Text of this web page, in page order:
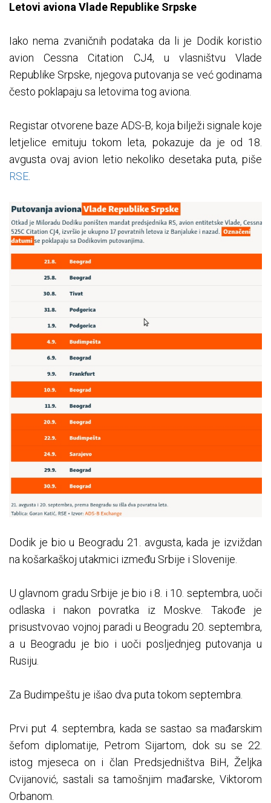
Letovi aviona Vlade Republike Srpske
Iako nema zvaničnih podataka da li je Dodik koristio
avion Cessna Citation CJ4, u vlasništvu Vlade
Republike Srpske, njegova putovanja se već godinama
često poklapaju sa letovima tog aviona.
Registar otvorene baze ADS-B, koja bilježi signale koje
letjelice emituju tokom leta, pokazuje da je od 18.
avgusta ovaj avion letio nekoliko desetaka puta, piše
RSE.
Dodik je bio u Beogradu 21. avgusta, kada je izviždan
na košarkaškoj utakmici između Srbije i Slovenije.
U glavnom gradu Srbije je bio i 8. i 10. septembra, uoči
odlaska i nakon povratka iz Moskve. Takođe je
prisustvovao vojnoj paradi u Beogradu 20. septembra,
a u Beogradu je bio i uoči posljednjeg putovanja u
Rusiju.
Za Budimpeštu je išao dva puta tokom septembra.
Prvi put 4. septembra, kada se sastao sa mađarskim
šefom diplomatije, Petrom Sijartom, dok su se 22.
istog mjeseca on i član Predsjedništva BiH, Željka
Cvijanović, sastali sa tamošnjim mađarske, Viktorom
Orbanom.